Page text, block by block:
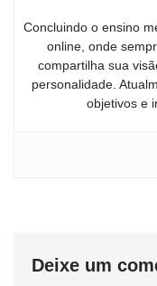
Concluindo o ensino
online, onde
compartilha sua
personalidade.
objetivos e
Deixe um